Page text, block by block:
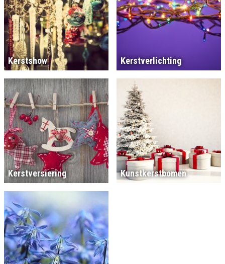
Kerstshow Kerstverlichting
Kerstversiering Kunstkerstbomen